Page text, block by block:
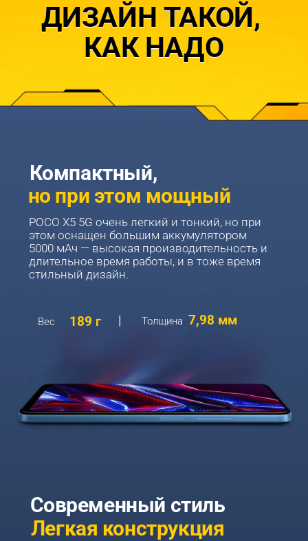
ДИЗАЙН ТАКОЙ,
КАК НАДО
Компактный,
но при этом мощный
POCO X5 5G очень легкий и тонкий, но при
этом оснащен большим аккумулятором
5000 мАч — высокая производительность и
длительное время работы, и в тоже время
стильный дизайн.
Вес 189 г Толщина 7,98 мм
Современный стиль
Легкая конструкция